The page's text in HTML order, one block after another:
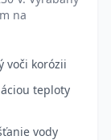
na
voči korózii
teploty
vody